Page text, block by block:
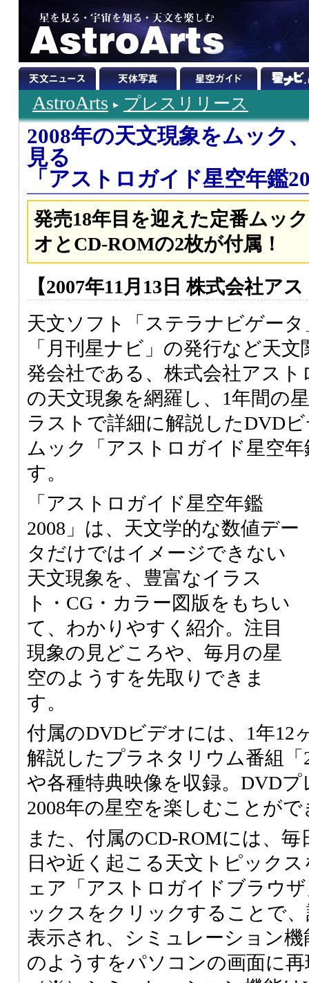
AstroArts プレスリリース
2008年の天文現象をムック
見る
「アストロガイド星空年鑑
発売18年目を迎えた定番ムッ
オとCD-ROMの2枚が付属！
【2007年11月13日 株式会社ア
天文ソフト「ステラナビゲー
「月刊星ナビ」の発行など天
発会社である、株式会社アスト
の天文現象を網羅し、1年間の
ラストで詳細に解説したDVD
ムック「アストロガイド星空年
す。
「アストロガイド星空年鑑
2008」は、天文学的な数値デー
タだけではイメージできない
天文現象を、豊富なイラス
ト・CG・カラー図版をもちい
て、わかりやすく紹介。注目
現象の見どころや、毎月の星
空のようすを先取りできま
す。
付属のDVDビデオには、1年12
解説したプラネタリウム番組「
や各種特典映像を収録。DVD
2008年の星空を楽しむことが
また、付属のCD-ROMには、
日や近く起こる天文トピック
ェア「アストロガイドブラウ
ックスをクリックすることで
表示され、シミュレーション
のようすをパソコンの画面に